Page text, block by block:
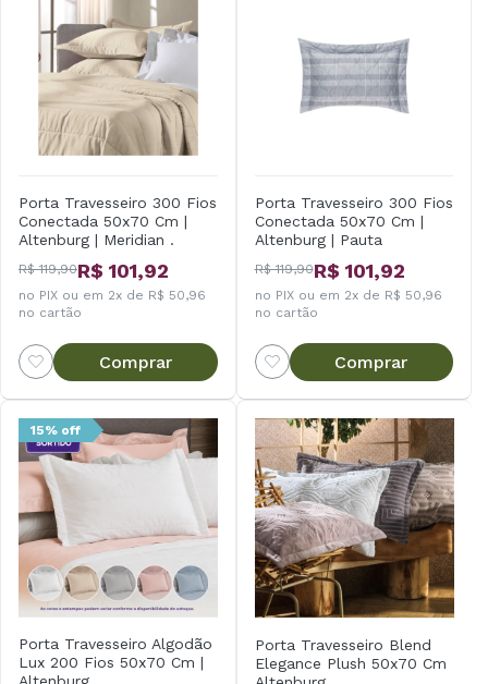
Porta Travesseiro 300 Fios
Conectada 50x70 Cm |
Altenburg | Meridian .
R$ 119,90R$ 101,92
no PIX ou em 2x de R$ 50,96
no cartão
Comprar
Porta Travesseiro 300 Fios
Conectada 50x70 Cm |
Altenburg | Pauta
R$ 119,90R$ 101,92
no PIX ou em 2x de R$ 50,96
no cartão
Comprar
15% off
Porta Travesseiro Algodão
Lux 200 Fios 50x70 Cm |
Porta Travesseiro Blend
Elegance Plush 50x70 Cm